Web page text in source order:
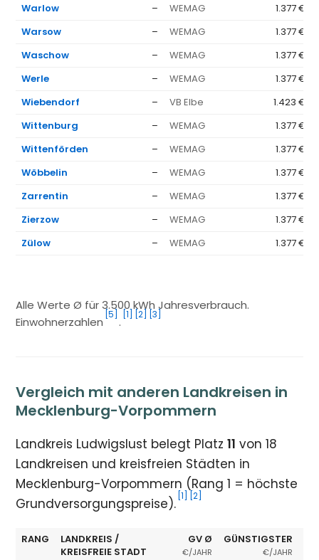
Warlow
– WEMAG
1.377 €
Warsow
– WEMAG
1.377 €
Waschow
– WEMAG
1.377 €
Werle
– WEMAG
1.377 €
Wiebendorf
– VB Elbe
1.423 €
Wittenburg
– WEMAG
1.377 €
Wittenförden
– WEMAG
1.377 €
Wöbbelin
– WEMAG
1.377 €
Zarrentin
– WEMAG
1.377 €
Zierzow
– WEMAG
1.377 €
Zülow
– WEMAG 1.377 €
Alle Werte Ø für 3.500 kWh Jahresverbrauch.
Einwohnerzahlen
[5]
.
[1] [2] [3]
Vergleich mit anderen Landkreisen in
Mecklenburg-Vorpommern
Landkreis Ludwigslust belegt Platz11 von 18
Landkreisen und kreisfreien Städten in
Mecklenburg-Vorpommern (Rang 1 = höchste
Grundversorgungspreise). [1] [2]
RANG
LANDKREIS /
KREISFREIE STADT
GV Ø
€/JAHR
GÜNSTIGSTER
€/JAHR